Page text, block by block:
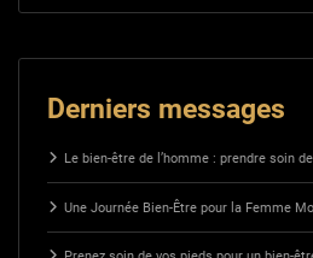
Derniers messages
Le bien-être de l’homme : prendre soin
Une Journée Bien-Être pour la Femme